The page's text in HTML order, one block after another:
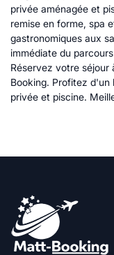
privée aménagée et
remise en forme, spa
gastronomiques aux
immédiate du
Réservez votre
Booking. Profitez d'un
privée et piscine.